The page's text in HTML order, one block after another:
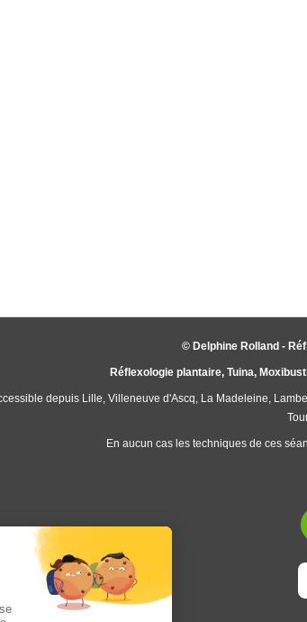
© Delphine Rolland -
Réflexologie plantaire, Tuina,
depuis Lille, Villeneuve d'Ascq, La Madeleine,
En aucun cas les techniques de ces